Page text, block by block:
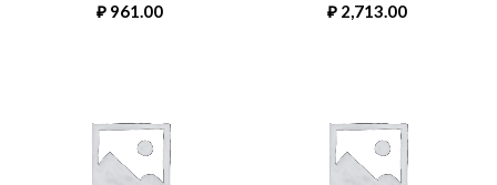
₽ 961.00 ₽ 2,713.00